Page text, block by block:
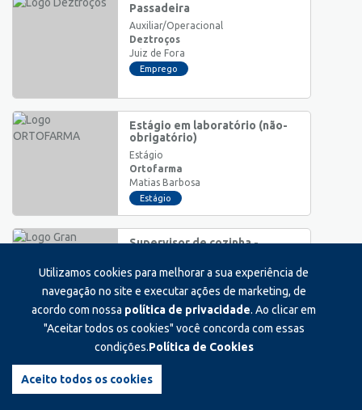
Passadeira
Auxiliar/Operacional
Deztroços
Juiz de Fora
Emprego
Estágio em laboratório (não-
obrigatório)
Estágio
Ortofarma
Matias Barbosa
Estágio
Supervisor de cozinha -
japonesa
Supervisão/Coordenação
Gran talentos
Juiz de Fora
Emprego
Auxiliar/Operacional
Utilizamos cookies para melhorar a sua experiência de
navegação no site e executar ações de marketing, de
acordo com nossa política de privacidade. Ao clicar em
"Aceitar todos os cookies" você concorda com essas
condições.Política de Cookies
Aceito todos os cookies